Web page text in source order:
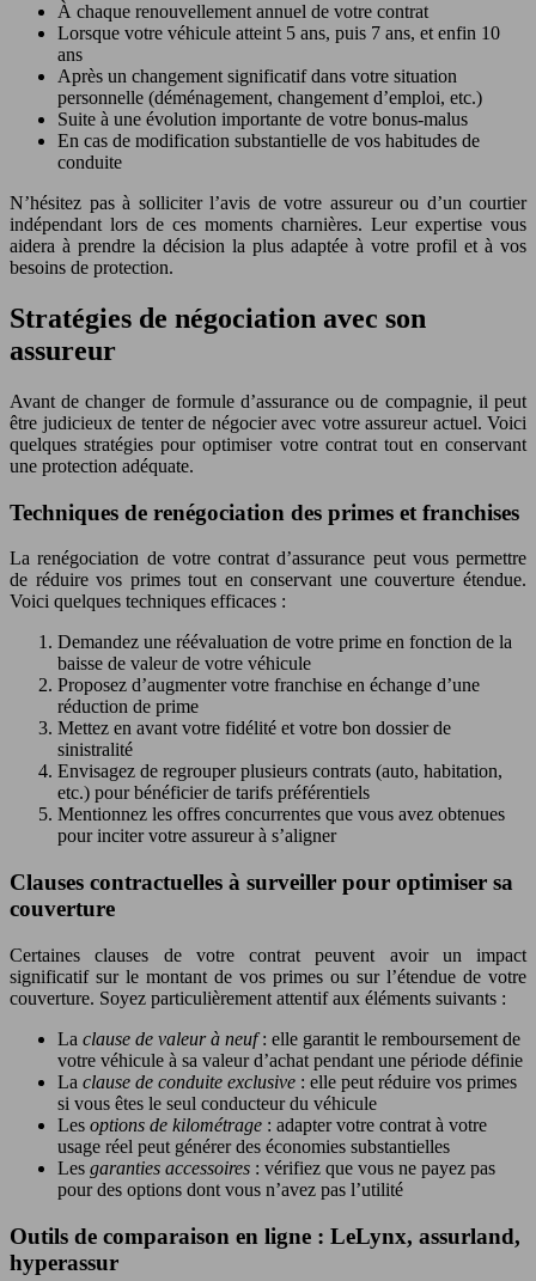
À chaque renouvellement annuel de votre contrat
Lorsque votre véhicule atteint 5 ans, puis 7 ans, et enfin 10
ans
Après un changement significatif dans votre situation
personnelle (déménagement, changement d’emploi, etc.)
Suite à une évolution importante de votre bonus-malus
En cas de modification substantielle de vos habitudes de
conduite
N’hésitez pas à solliciter l’avis de votre assureur ou d’un courtier
indépendant lors de ces moments charnières. Leur expertise vous
aidera à prendre la décision la plus adaptée à votre profil et à vos
besoins de protection.
Stratégies de négociation avec son
assureur
Avant de changer de formule d’assurance ou de compagnie, il peut
être judicieux de tenter de négocier avec votre assureur actuel. Voici
quelques stratégies pour optimiser votre contrat tout en conservant
une protection adéquate.
Techniques de renégociation des primes et franchises
La renégociation de votre contrat d’assurance peut vous permettre
de réduire vos primes tout en conservant une couverture étendue.
Voici quelques techniques efficaces :
Demandez une réévaluation de votre prime en fonction de la
baisse de valeur de votre véhicule
Proposez d’augmenter votre franchise en échange d’une
réduction de prime
Mettez en avant votre fidélité et votre bon dossier de
sinistralité
Envisagez de regrouper plusieurs contrats (auto, habitation,
etc.) pour bénéficier de tarifs préférentiels
Mentionnez les offres concurrentes que vous avez obtenues
pour inciter votre assureur à s’aligner
Clauses contractuelles à surveiller pour optimiser sa
couverture
Certaines clauses de votre contrat peuvent avoir un impact
significatif sur le montant de vos primes ou sur l’étendue de votre
couverture. Soyez particulièrement attentif aux éléments suivants :
La clause de valeur à neuf: elle garantit le remboursement de
votre véhicule à sa valeur d’achat pendant une période définie
La clause de conduite exclusive : elle peut réduire vos primes
si vous êtes le seul conducteur du véhicule
Les options de kilométrage : adapter votre contrat à votre
usage réel peut générer des économies substantielles
Les garanties accessoires : vérifiez que vous ne payez pas
pour des options dont vous n’avez pas l’utilité
Outils de comparaison en ligne : LeLynx, assurland,
hyperassur